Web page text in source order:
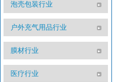
泡壳包装行业
户外充气用品行业
膜材行业
医疗行业